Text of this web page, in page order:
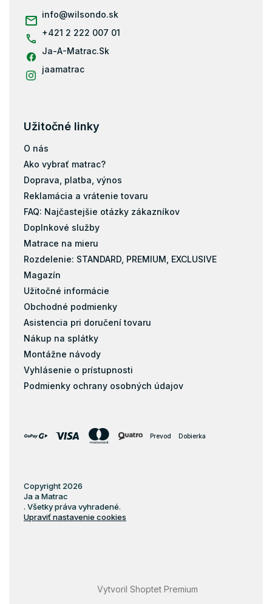
info@wilsondo.sk
+421 2 222 007 01
Ja-A-Matrac.Sk
jaamatrac
Užitočné linky
O nás
Ako vybrať matrac?
Doprava, platba, výnos
Reklamácia a vrátenie tovaru
FAQ: Najčastejšie otázky zákazníkov
Doplnkové služby
Matrace na mieru
Rozdelenie: STANDARD, PREMIUM, EXCLUSIVE
Magazín
Užitočné informácie
Obchodné podmienky
Asistencia pri doručení tovaru
Nákup na splátky
Montážne návody
Vyhlásenie o prístupnosti
Podmienky ochrany osobných údajov
Prevod Dobierka
Vytvoril Shoptet Premium
Copyright 2026
Ja a Matrac
. Všetky práva vyhradené.
Upraviť nastavenie cookies